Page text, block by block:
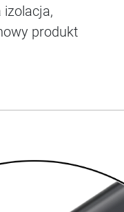
izolacja,
produkt